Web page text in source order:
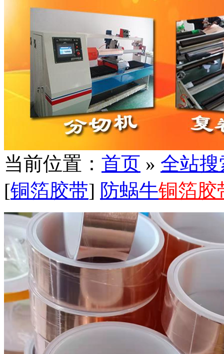
当前位置： 首页 » 全站搜
[铜箔胶带] 防蜗牛铜箔胶